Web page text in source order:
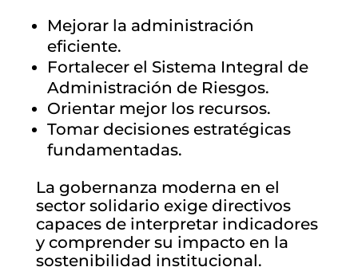
Mejorar la administración
eficiente.
Fortalecer el Sistema Integral de
Administración de Riesgos.
Orientar mejor los recursos.
Tomar decisiones estratégicas
fundamentadas.
La gobernanza moderna en el
sector solidario exige directivos
capaces de interpretar indicadores
y comprender su impacto en la
sostenibilidad institucional.